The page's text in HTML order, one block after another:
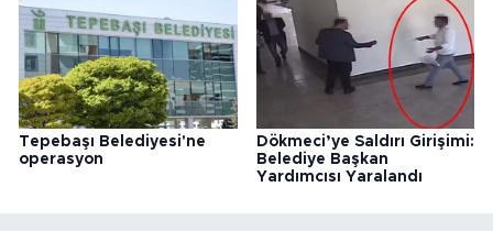
Tepebaşı Belediyesi'ne
operasyon
Dökmeci’ye Saldırı Girişimi:
Belediye Başkan
Yardımcısı Yaralandı